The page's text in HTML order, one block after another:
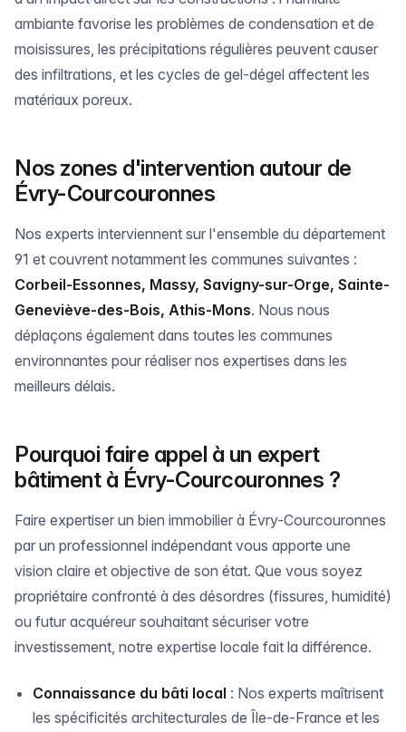
ambiante favorise les problèmes de condensation et de
moisissures, les précipitations régulières peuvent causer
des infiltrations, et les cycles de gel-dégel affectent les
matériaux poreux.
Nos zones d'intervention autour de
Évry-Courcouronnes
Nos experts interviennent sur l'ensemble du département
91 et couvrent notamment les communes suivantes :
Corbeil-Essonnes, Massy, Savigny-sur-Orge, Sainte-
Geneviève-des-Bois, Athis-Mons. Nous nous
déplaçons également dans toutes les communes
environnantes pour réaliser nos expertises dans les
meilleurs délais.
Pourquoi faire appel à un expert
bâtiment à Évry-Courcouronnes ?
Faire expertiser un bien immobilier à Évry-Courcouronnes
par un professionnel indépendant vous apporte une
vision claire et objective de son état. Que vous soyez
propriétaire confronté à des désordres (fissures, humidité)
ou futur acquéreur souhaitant sécuriser votre
investissement, notre expertise locale fait la différence.
Connaissance du bâti local : Nos experts maîtrisent
les spécificités architecturales de Île-de-France et les